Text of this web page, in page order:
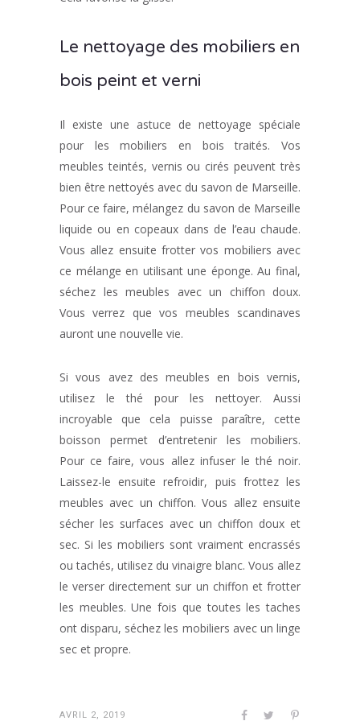
Le nettoyage des mobiliers en
bois peint et verni
Il existe une astuce de nettoyage spéciale
pour les mobiliers en bois traités. Vos
meubles teintés, vernis ou cirés peuvent très
bien être nettoyés avec du savon de Marseille.
Pour ce faire, mélangez du savon de Marseille
liquide ou en copeaux dans de l’eau chaude.
Vous allez ensuite frotter vos mobiliers avec
ce mélange en utilisant une éponge. Au final,
séchez les meubles avec un chiffon doux.
Vous verrez que vos meubles scandinaves
auront une nouvelle vie.
Si vous avez des meubles en bois vernis,
utilisez le thé pour les nettoyer. Aussi
incroyable que cela puisse paraître, cette
boisson permet d’entretenir les mobiliers.
Pour ce faire, vous allez infuser le thé noir.
Laissez-le ensuite refroidir, puis frottez les
meubles avec un chiffon. Vous allez ensuite
sécher les surfaces avec un chiffon doux et
sec. Si les mobiliers sont vraiment encrassés
ou tachés, utilisez du vinaigre blanc. Vous allez
le verser directement sur un chiffon et frotter
les meubles. Une fois que toutes les taches
ont disparu, séchez les mobiliers avec un linge
sec et propre.
AVRIL 2, 2019